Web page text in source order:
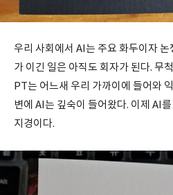
우리 사회에서 AI는 주요 화두이자
가 이긴 일은 아직도 회자가 된다. 무
PT는 어느새 우리 가까이에 들어와
변에 AI는 깊숙이 들어왔다. 이제 AI
지경이다.